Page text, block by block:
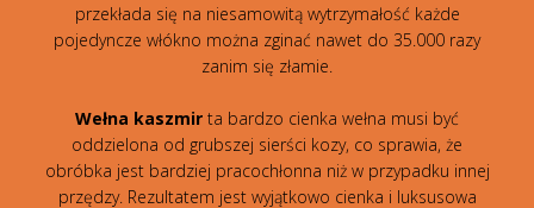
przekłada się na niesamowitą wytrzymałość każde
pojedyncze włókno można zginać nawet do 35.000 razy
zanim się złamie.
Wełna kaszmir ta bardzo cienka wełna musi być
oddzielona od grubszej sierści kozy, co sprawia, że
obróbka jest bardziej pracochłonna niż w przypadku innej
przędzy. Rezultatem jest wyjątkowo cienka i luksusowa